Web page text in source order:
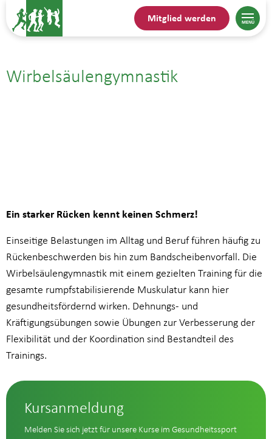
Mitglied werden
Wirbelsäulengymnastik
Ein starker Rücken kennt keinen Schmerz!
Einseitige Belastungen im Alltag und Beruf führen häufig zu
Rückenbeschwerden bis hin zum Bandscheibenvorfall. Die
Wirbelsäulengymnastik mit einem gezielten Training für die
gesamte rumpfstabilisierende Muskulatur kann hier
gesundheitsfördernd wirken. Dehnungs- und
Kräftigungsübungen sowie Übungen zur Verbesserung der
Flexibilität und der Koordination sind Bestandteil des
Trainings.
Kursanmeldung
Melden Sie sich jetzt für unsere Kurse im Gesundheitssport